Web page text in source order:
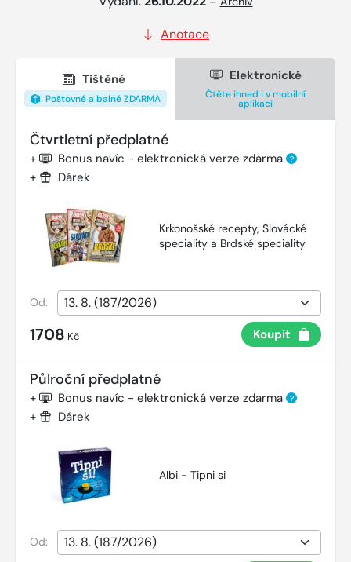
Anotace
Tištěné
Poštovné a balné ZDARMA
Elektronické
Čtěte ihned i v mobilní
aplikaci
Čtvrtletní předplatné
+ Bonus navíc - elektronická verze zdarma ?
+ Dárek
Krkonošské recepty, Slovácké
speciality a Brdské speciality
Od:
1708 Kč Koupit
Půlroční předplatné
+ Bonus navíc - elektronická verze zdarma ?
+ Dárek
Albi - Tipni si
Od: